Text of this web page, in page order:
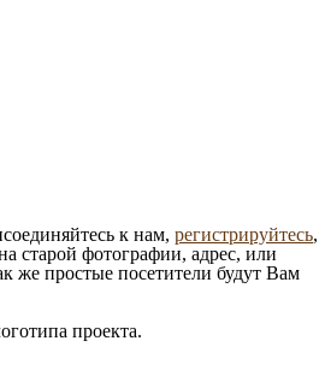
к нам, регистрируйтесь,
старой фотографии, адрес, или
же простые посетители будут Вам
проекта.